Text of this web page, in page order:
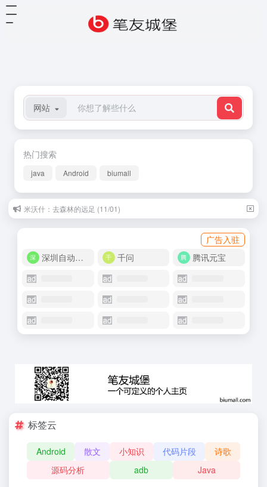
网站
热门搜索
java Android biumall
米沃什：去森林的远足 (11/01)
广告入驻
深圳自动化商城
千问 腾讯元宝
标签云
Android 散文 小知识 代码片段
诗歌
源码分析
adb Java